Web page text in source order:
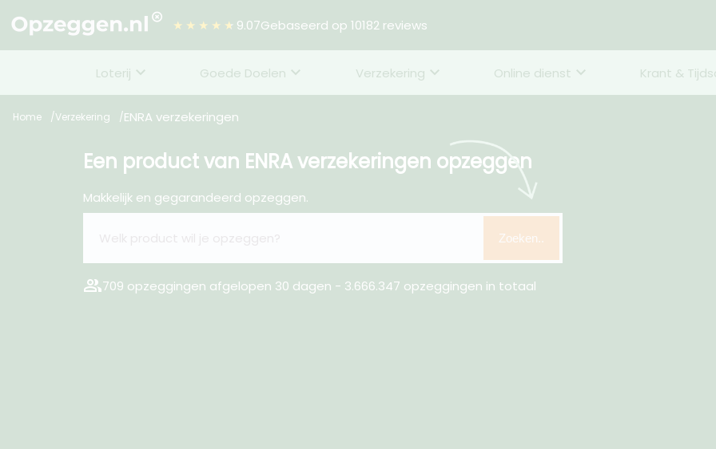
★★★★★ 9.07Gebaseerd op 10182 reviews
Loterij Goede Doelen Verzekering Online dienst Krant &
Home Verzekering ENRA verzekeringen
Een product van ENRA verzekeringen opzeggen
Makkelijk en gegarandeerd opzeggen.
Zoeken..
group709 opzeggingen afgelopen 30 dagen - 3.666.347 opzeggingen in totaal